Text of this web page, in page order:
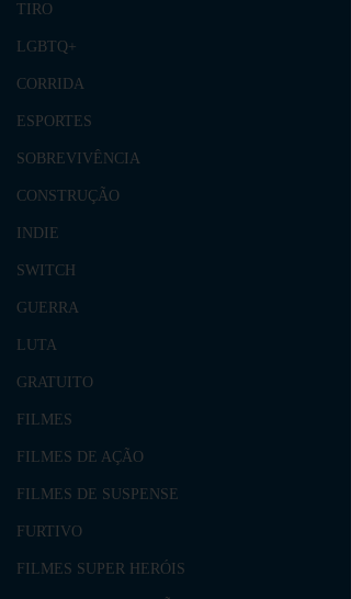
TIRO
LGBTQ+
CORRIDA
ESPORTES
SOBREVIVÊNCIA
CONSTRUÇÃO
INDIE
SWITCH
GUERRA
LUTA
GRATUITO
FILMES
FILMES DE AÇÃO
FILMES DE SUSPENSE
FURTIVO
FILMES SUPER HERÓIS